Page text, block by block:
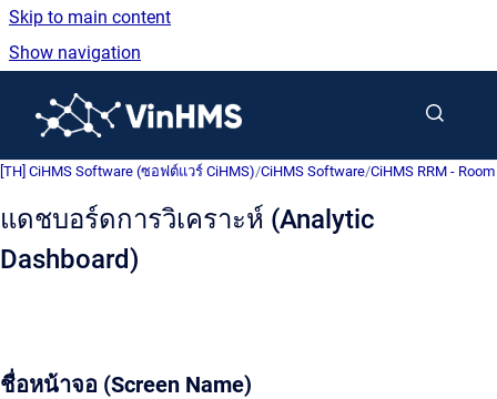
Skip to main content
Show navigation
[TH] CiHMS Software (ซอฟต์แวร์ CiHMS)/CiHMS Software/CiHMS RRM -
แดชบอร์ดการวิเคราะห์ (Analytic
Dashboard)
ชื่อหน้าจอ (Screen Name)